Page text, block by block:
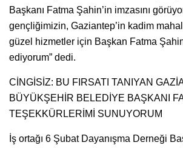
Başkanı Fatma Şahin’in imzasını
gençliğimizin, Gaziantep’in kadim
güzel hizmetler için Başkan Fatma
ediyorum” dedi.
CİNGİSİZ: BU FIRSATI TANIYAN
BÜYÜKŞEHİR BELEDİYE BAŞKANI
TEŞEKKÜRLERİMİ SUNUYORUM
İş ortağı 6 Şubat Dayanışma Derneği